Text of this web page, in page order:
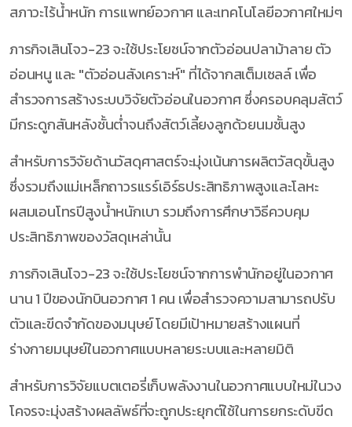
สภาวะไร้น้ำหนัก การแพทย์อวกาศ และเทคโนโลยีอวกาศใหม่ๆ
ภารกิจเสินโจว-23 จะใช้ประโยชน์จากตัวอ่อนปลาม้าลาย ตัว
อ่อนหนู และ "ตัวอ่อนสังเคราะห์" ที่ได้จากสเต็มเซลล์ เพื่อ
สำรวจการสร้างระบบวิจัยตัวอ่อนในอวกาศ ซึ่งครอบคลุมสัตว์
มีกระดูกสันหลังชั้นต่ำจนถึงสัตว์เลี้ยงลูกด้วยนมชั้นสูง
สำหรับการวิจัยด้านวัสดุศาสตร์จะมุ่งเน้นการผลิตวัสดุขั้นสูง
ซึ่งรวมถึงแม่เหล็กถาวรแรร์เอิร์ธประสิทธิภาพสูงและโลหะ
ผสมเอนโทรปีสูงน้ำหนักเบา รวมถึงการศึกษาวิธีควบคุม
ประสิทธิภาพของวัสดุเหล่านั้น
ภารกิจเสินโจว-23 จะใช้ประโยชน์จากการพำนักอยู่ในอวกาศ
นาน 1 ปีของนักบินอวกาศ 1 คน เพื่อสำรวจความสามารถปรับ
ตัวและขีดจำกัดของมนุษย์ โดยมีเป้าหมายสร้างแผนที่
ร่างกายมนุษย์ในอวกาศแบบหลายระบบและหลายมิติ
สำหรับการวิจัยแบตเตอรี่เก็บพลังงานในอวกาศแบบใหม่ในวง
โคจรจะมุ่งสร้างผลลัพธ์ที่จะถูกประยุกต์ใช้ในการยกระดับขีด